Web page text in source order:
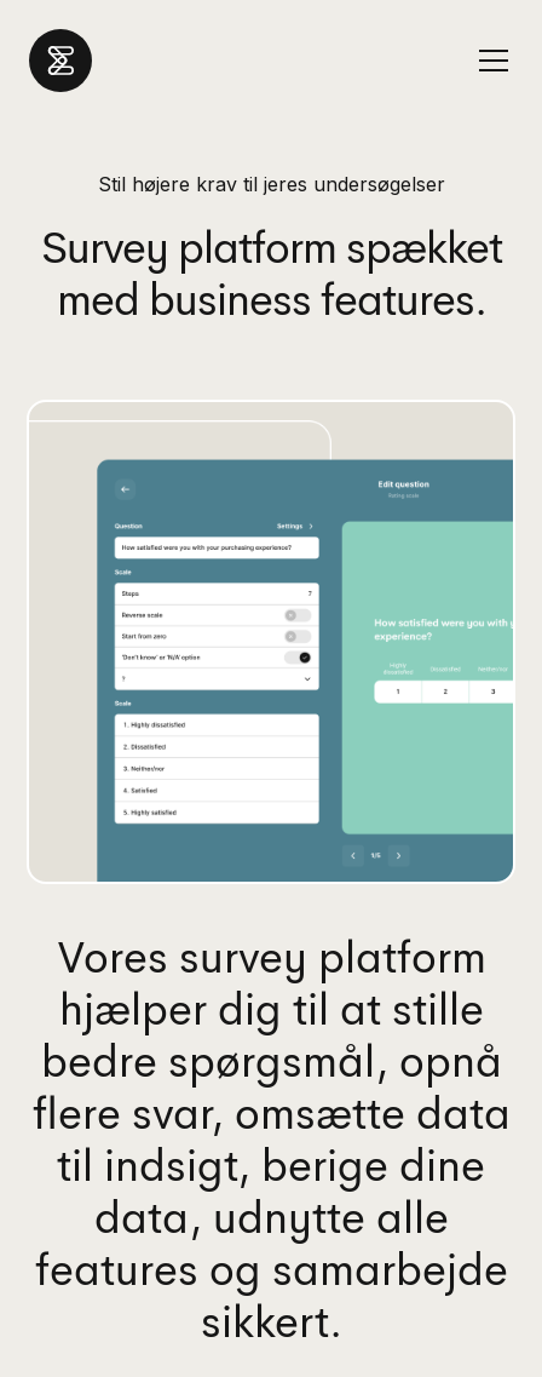
Stil højere krav til jeres undersøgelser
Survey platform spækket
med business features.
Vores survey platform
hjælper dig til at stille
bedre spørgsmål, opnå
flere svar, omsætte data
til indsigt, berige dine
data, udnytte alle
features og samarbejde
sikkert.